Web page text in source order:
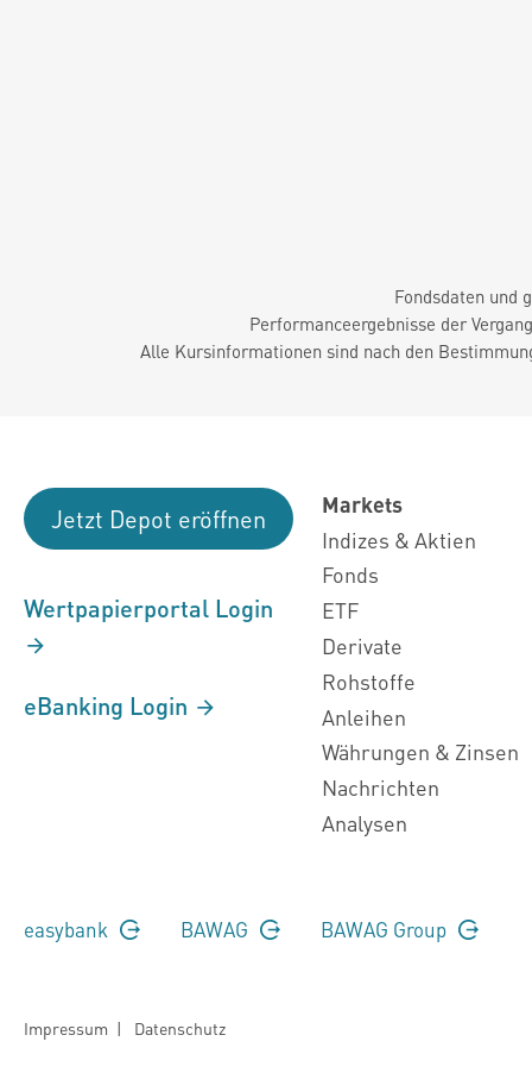
Fondsdaten und
Performanceergebnisse der
Alle Kursinformationen sind nach den
Jetzt Depot eröffnen
Wertpapierportal Login
eBanking Login
Markets
Indizes & Aktien
Fonds
ETF
Derivate
Rohstoffe
Anleihen
Währungen & Zinsen
Nachrichten
Analysen
easybank BAWAG BAWAG Group
Impressum | Datenschutz